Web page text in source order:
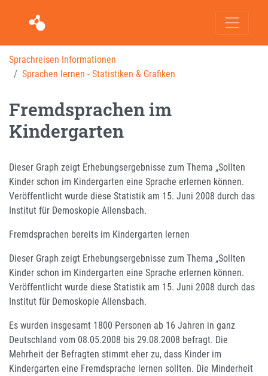
Sprachreisen Informationen
Sprachen lernen - Statistiken & Grafiken
Fremdsprachen im
Kindergarten
Dieser Graph zeigt Erhebungsergebnisse zum Thema „Sollten
Kinder schon im Kindergarten eine Sprache erlernen können.
Veröffentlicht wurde diese Statistik am 15. Juni 2008 durch das
Institut für Demoskopie Allensbach.
Fremdsprachen bereits im Kindergarten lernen
Dieser Graph zeigt Erhebungsergebnisse zum Thema „Sollten
Kinder schon im Kindergarten eine Sprache erlernen können.
Veröffentlicht wurde diese Statistik am 15. Juni 2008 durch das
Institut für Demoskopie Allensbach.
Es wurden insgesamt 1800 Personen ab 16 Jahren in ganz
Deutschland vom 08.05.2008 bis 29.08.2008 befragt. Die
Mehrheit der Befragten stimmt eher zu, dass Kinder im
Kindergarten eine Fremdsprache lernen sollten. Die Minderheit